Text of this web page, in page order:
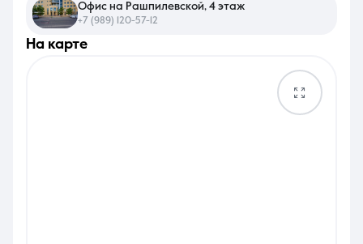
на карте
Офис на Рашпилевской, 4 этаж
+7 (989) 120-57-12